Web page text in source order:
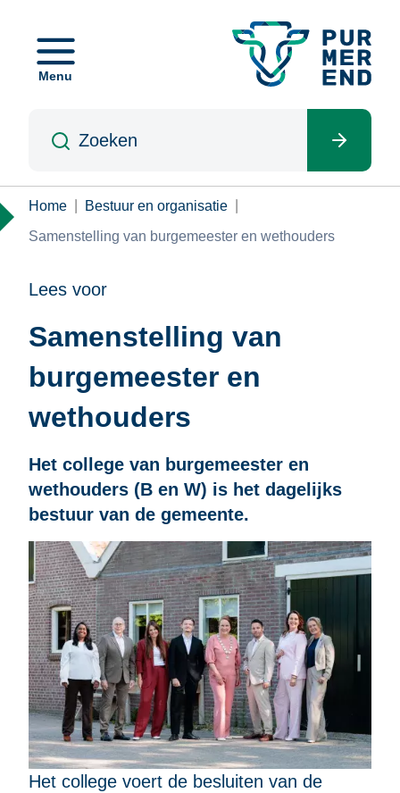
naarMenu
Kruimelpad
Home
Bestuur en organisatie
Samenstelling van burgemeester en wethouders
Lees voor
Samenstelling van
burgemeester en
wethouders
Het college van burgemeester en
wethouders (B en W) is het dagelijks
bestuur van de gemeente.
Het college voert de besluiten van de